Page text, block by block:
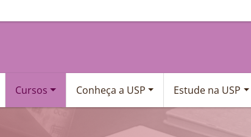
Cursos Conheça a USP Estude na USP